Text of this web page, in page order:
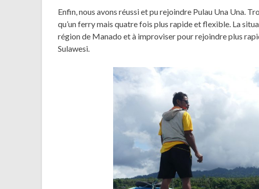
Enfin, nous avons réussi et pu rejoindre Pulau Una Una.
qu’un ferry mais quatre fois plus rapide et flexible. La
région de Manado et à improviser pour rejoindre plus
Sulawesi.